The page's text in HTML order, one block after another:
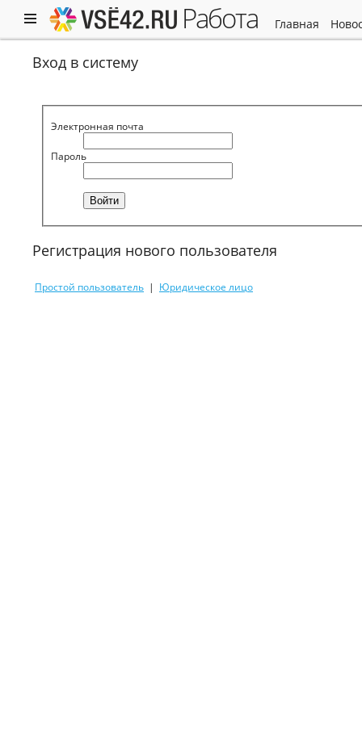
работа главная
Вход в систему
Электронная почта
Пароль
Регистрация нового пользователя
Простой пользователь | Юридическое лицо